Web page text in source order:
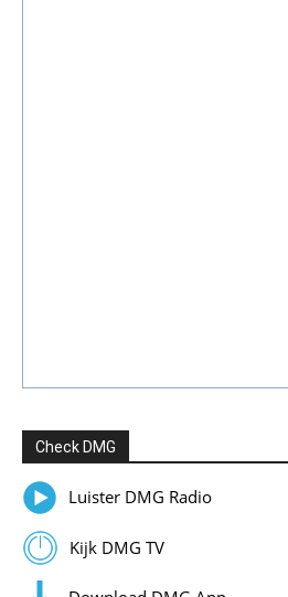
Check DMG
Luister DMG Radio
Kijk DMG TV